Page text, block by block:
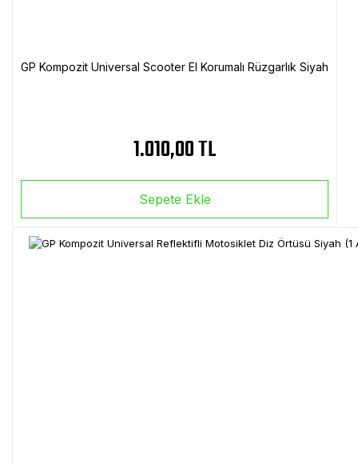
GP Kompozit Universal Scooter El Korumalı Rüzgarlık Siyah
1.010,00 TL
Sepete Ekle